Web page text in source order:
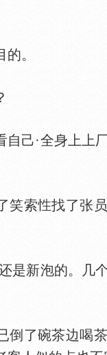
。
己·全身上上
笑索
找了张
新泡的。几
了碗茶边喝